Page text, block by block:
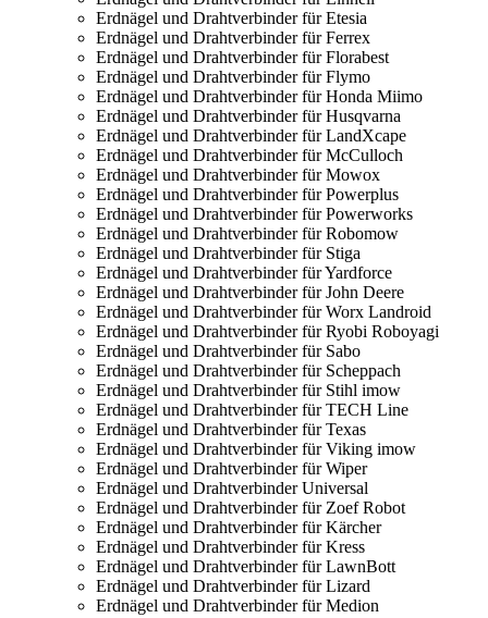
Erdnägel und Drahtverbinder für Etesia
Erdnägel und Drahtverbinder für Ferrex
Erdnägel und Drahtverbinder für Florabest
Erdnägel und Drahtverbinder für Flymo
Erdnägel und Drahtverbinder für Honda Miimo
Erdnägel und Drahtverbinder für Husqvarna
Erdnägel und Drahtverbinder für LandXcape
Erdnägel und Drahtverbinder für McCulloch
Erdnägel und Drahtverbinder für Mowox
Erdnägel und Drahtverbinder für Powerplus
Erdnägel und Drahtverbinder für Powerworks
Erdnägel und Drahtverbinder für Robomow
Erdnägel und Drahtverbinder für Stiga
Erdnägel und Drahtverbinder für Yardforce
Erdnägel und Drahtverbinder für John Deere
Erdnägel und Drahtverbinder für Worx Landroid
Erdnägel und Drahtverbinder für Ryobi Roboyagi
Erdnägel und Drahtverbinder für Sabo
Erdnägel und Drahtverbinder für Scheppach
Erdnägel und Drahtverbinder für Stihl imow
Erdnägel und Drahtverbinder für TECH Line
Erdnägel und Drahtverbinder für Texas
Erdnägel und Drahtverbinder für Viking imow
Erdnägel und Drahtverbinder für Wiper
Erdnägel und Drahtverbinder Universal
Erdnägel und Drahtverbinder für Zoef Robot
Erdnägel und Drahtverbinder für Kärcher
Erdnägel und Drahtverbinder für Kress
Erdnägel und Drahtverbinder für LawnBott
Erdnägel und Drahtverbinder für Lizard
Erdnägel und Drahtverbinder für Medion